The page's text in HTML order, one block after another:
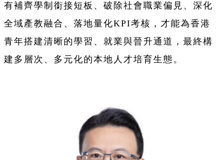
有補齊學制銜接短板、破除社會職業偏見、深化
全域產教融合、落地量化KPI考核，才能為香港
青年搭建清晰的學習、就業與晉升通道，最終構
建多層次、多元化的本地人才培育生態。